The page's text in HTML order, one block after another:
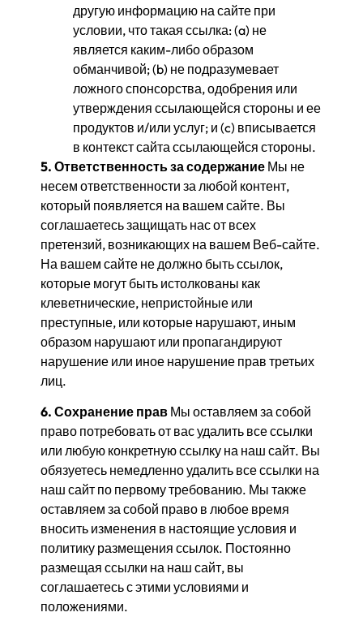
другую информацию на сайте при
условии, что такая ссылка: (a) не
является каким-либо образом
обманчивой; (b) не подразумевает
ложного спонсорства, одобрения или
утверждения ссылающейся стороны и ее
продуктов и/или услуг; и (c) вписывается
в контекст сайта ссылающейся стороны.
5. Ответственность за содержание Мы не
несем ответственности за любой контент,
который появляется на вашем сайте. Вы
соглашаетесь защищать нас от всех
претензий, возникающих на вашем Веб-сайте.
На вашем сайте не должно быть ссылок,
которые могут быть истолкованы как
клеветнические, непристойные или
преступные, или которые нарушают, иным
образом нарушают или пропагандируют
нарушение или иное нарушение прав третьих
лиц.
6. Сохранение прав Мы оставляем за собой
право потребовать от вас удалить все ссылки
или любую конкретную ссылку на наш сайт. Вы
обязуетесь немедленно удалить все ссылки на
наш сайт по первому требованию. Мы также
оставляем за собой право в любое время
вносить изменения в настоящие условия и
политику размещения ссылок. Постоянно
размещая ссылки на наш сайт, вы
соглашаетесь с этими условиями и
положениями.